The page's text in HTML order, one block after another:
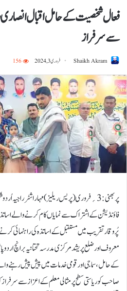
فعال شخصیت کے حامل اقبال انصاری
سے سرفراز
Shaikh Akram فروری 3, 2024 156
پربھنی:3؍ فروری (پریس ریلیز) مہاراشٹر راجیہ
فاؤنڈیشن کے اشتراک سے نمایاں کام کرنے والے
پُروقار تقریب میں مستقبل کے اساتذہ کی راہنمائی
معروف اور ضلع پریشد مرکزی مدرسہ تحتانیہ برانچ
کے حامل ، سماجی اور قومی خدمات میں پیش پیش رہنے
صاحب کو ریاستی سطح پر مثالی معلم کے اعزاز سے سرفراز